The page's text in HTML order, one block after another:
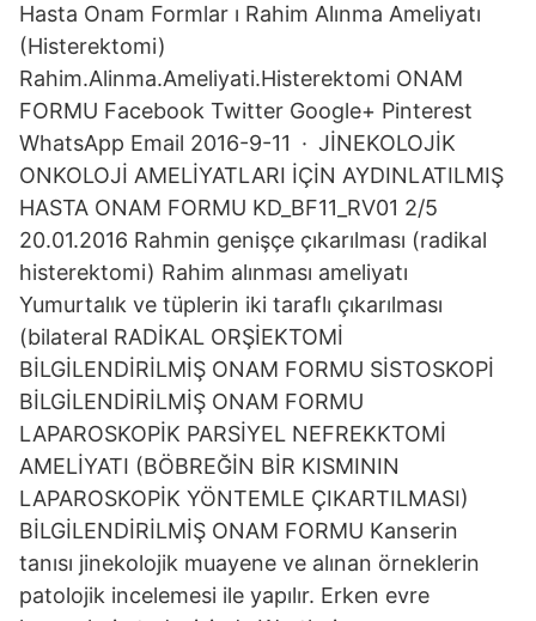
Hasta Onam Formlar ı Rahim Alınma Ameliyatı
(Histerektomi)
Rahim.Alinma.Ameliyati.Histerektomi ONAM
FORMU Facebook Twitter Google+ Pinterest
WhatsApp Email 2016-9-11 · JİNEKOLOJİK
ONKOLOJİ AMELİYATLARI İÇİN AYDINLATILMIŞ
HASTA ONAM FORMU KD_BF11_RV01 2/5
20.01.2016 Rahmin genişçe çıkarılması (radikal
histerektomi) Rahim alınması ameliyatı
Yumurtalık ve tüplerin iki taraflı çıkarılması
(bilateral RADİKAL ORŞİEKTOMİ
BİLGİLENDİRİLMİŞ ONAM FORMU SİSTOSKOPİ
BİLGİLENDİRİLMİŞ ONAM FORMU
LAPAROSKOPİK PARSİYEL NEFREKKTOMİ
AMELİYATI (BÖBREĞİN BİR KISMININ
LAPAROSKOPİK YÖNTEMLE ÇIKARTILMASI)
BİLGİLENDİRİLMİŞ ONAM FORMU Kanserin
tanısı jinekolojik muayene ve alınan örneklerin
patolojik incelemesi ile yapılır. Erken evre